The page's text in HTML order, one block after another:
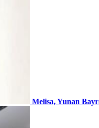
Melisa, Yunan